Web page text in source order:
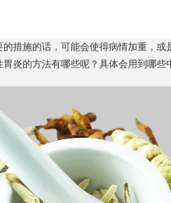
措施的话，可能会使得病情加重，
炎的方法有哪些呢？具体会用到哪些